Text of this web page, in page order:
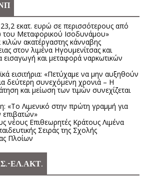
εκατ. ευρώ σε περισσότερους από
του Μεταφορικού Ισοδυνάμου»
ακατέργαστης κάνναβης
στον λιμένα Ηγουμενίτσας και
και μεταφορά ναρκωτικών
εισιτήρια: «Πετύχαμε να μην αυξηθούν
δεύτερη συνεχόμενη χρονιά – Η
και μείωση των τιμών συνεχίζεται
«Το Λιμενικό στην πρώτη γραμμή για
επιβατών»
νέους Επιθεωρητές Κράτους Λιμένα
Σειράς της Σχολής
Πλοίων
ΕΛ.ΑΚΤ.